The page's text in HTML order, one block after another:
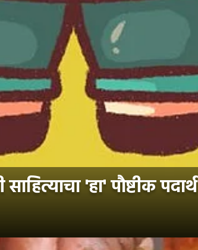
'हा' पौष्टीक पदार्थ